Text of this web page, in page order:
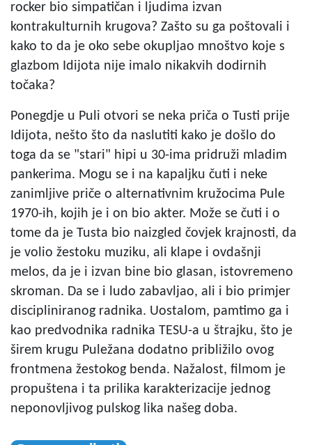
rocker bio simpatičan i ljudima izvan
kontrakulturnih krugova? Zašto su ga poštovali i
kako to da je oko sebe okupljao mnoštvo koje s
glazbom Idijota nije imalo nikakvih dodirnih
točaka?
Ponegdje u Puli otvori se neka priča o Tusti prije
Idijota, nešto što da naslutiti kako je došlo do
toga da se "stari" hipi u 30-ima pridruži mladim
pankerima. Mogu se i na kapaljku čuti i neke
zanimljive priče o alternativnim kružocima Pule
1970-ih, kojih je i on bio akter. Može se čuti i o
tome da je Tusta bio naizgled čovjek krajnosti, da
je volio žestoku muziku, ali klape i ovdašnji
melos, da je i izvan bine bio glasan, istovremeno
skroman. Da se i ludo zabavljao, ali i bio primjer
discipliniranog radnika. Uostalom, pamtimo ga i
kao predvodnika radnika TESU-a u štrajku, što je
širem krugu Puležana dodatno približilo ovog
frontmena žestokog benda. Nažalost, filmom je
propuštena i ta prilika karakterizacije jednog
neponovljivog pulskog lika našeg doba.